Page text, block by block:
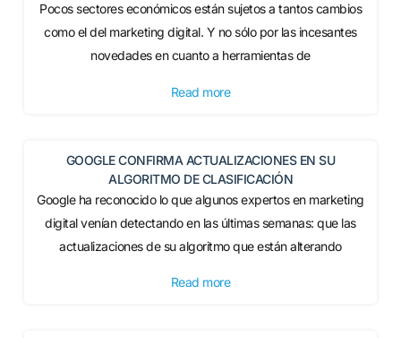
Pocos sectores económicos están sujetos a tantos cambios
como el del marketing digital. Y no sólo por las incesantes
novedades en cuanto a herramientas de
Read more
GOOGLE CONFIRMA ACTUALIZACIONES EN SU
ALGORITMO DE CLASIFICACIÓN
Google ha reconocido lo que algunos expertos en marketing
digital venían detectando en las últimas semanas: que las
actualizaciones de su algoritmo que están alterando
Read more